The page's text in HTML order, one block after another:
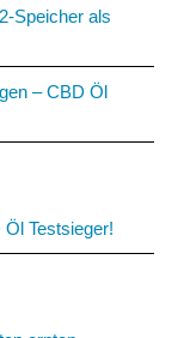
Speicher als
– CBD Öl
Testsieger!